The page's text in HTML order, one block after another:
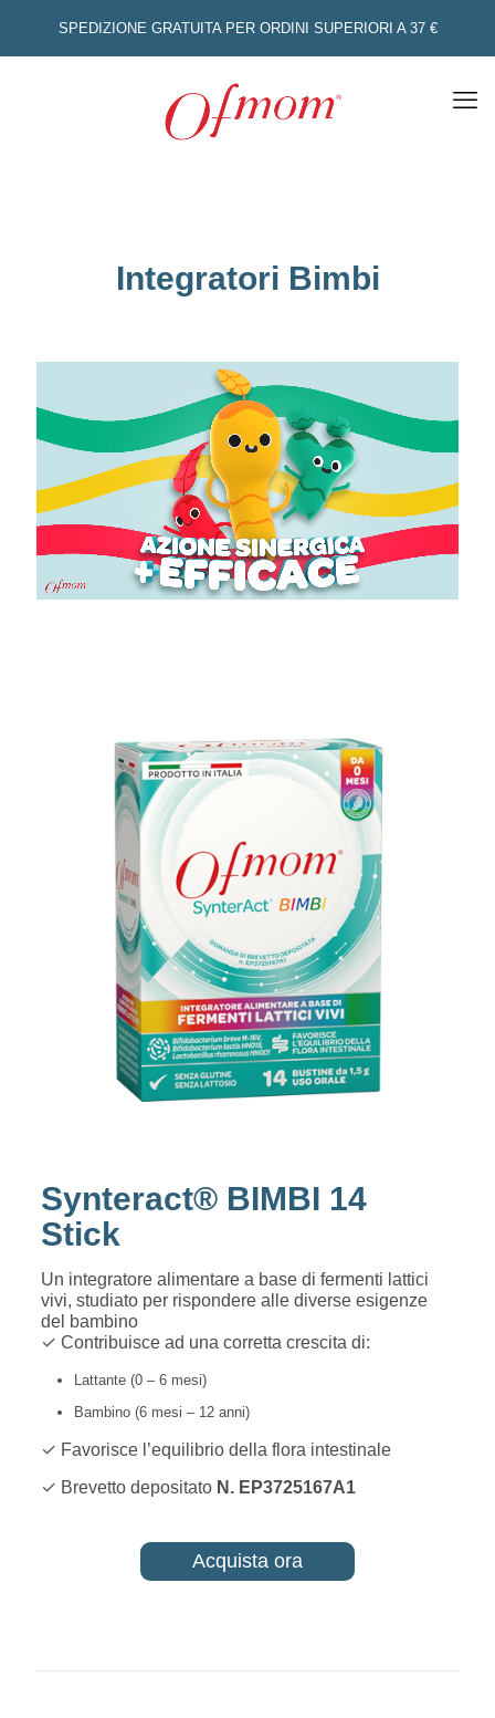
SPEDIZIONE GRATUITA PER ORDINI SUPERIORI A 37 €
Integratori Bimbi
Synteract® BIMBI 14
Stick
Un integratore alimentare a base di fermenti lattici
vivi, studiato per rispondere alle diverse esigenze
del bambino
✓ Contribuisce ad una corretta crescita di:
Lattante (0 – 6 mesi)
Bambino (6 mesi – 12 anni)
✓ Favorisce l’equilibrio della flora intestinale
✓ Brevetto depositato N. EP3725167A1
Acquista ora